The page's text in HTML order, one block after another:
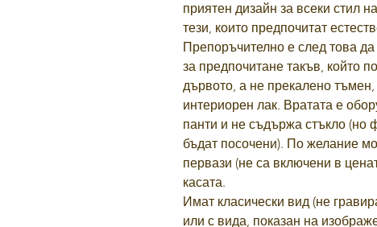
приятен дизайн за всеки стил
тези, които предпочитат
Препоръчително е след това
за предпочитане такъв, който
дървото, а не прекалено
интериорен лак. Вратата е
панти и не съдържа стъкло (но
бъдат посочени). По желание
первази (не са включени в
касата.
Имат класически вид (не
или с вида, показан на